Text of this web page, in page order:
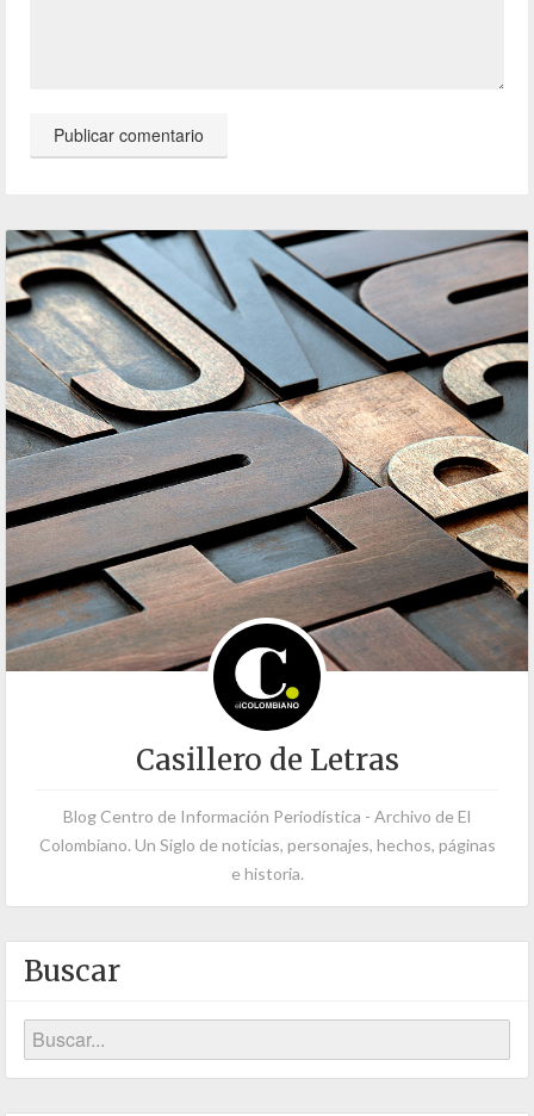
Casillero de Letras
Blog Centro de Información Periodística - Archivo de El
Colombiano. Un Siglo de noticias, personajes, hechos, páginas
e historia.
Buscar